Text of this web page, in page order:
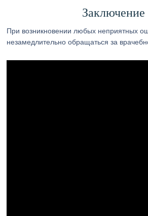
Заключение
При возникновении любых неприятных
незамедлительно обращаться за